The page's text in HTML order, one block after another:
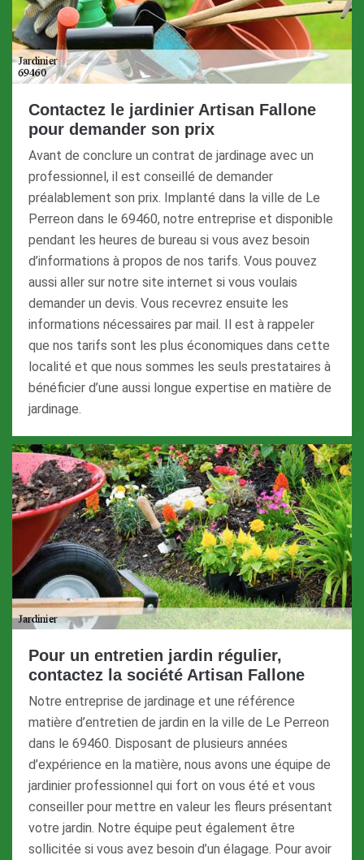
Contactez le jardinier Artisan Fallone
pour demander son prix
Avant de conclure un contrat de jardinage avec un
professionnel, il est conseillé de demander
préalablement son prix. Implanté dans la ville de Le
Perreon dans le 69460, notre entreprise et disponible
pendant les heures de bureau si vous avez besoin
d’informations à propos de nos tarifs. Vous pouvez
aussi aller sur notre site internet si vous voulais
demander un devis. Vous recevrez ensuite les
informations nécessaires par mail. Il est à rappeler
que nos tarifs sont les plus économiques dans cette
localité et que nous sommes les seuls prestataires à
bénéficier d’une aussi longue expertise en matière de
jardinage.
Pour un entretien jardin régulier,
contactez la société Artisan Fallone
Notre entreprise de jardinage et une référence
matière d’entretien de jardin en la ville de Le Perreon
dans le 69460. Disposant de plusieurs années
d’expérience en la matière, nous avons une équipe de
jardinier professionnel qui fort on vous été et vous
conseiller pour mettre en valeur les fleurs présentant
votre jardin. Notre équipe peut également être
sollicitée si vous avez besoin d’un élagage. Pour avoir